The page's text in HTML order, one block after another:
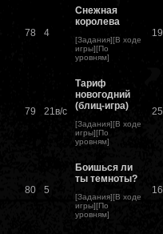
78 4
Снежная
королева
[Задания][В ходе
игры][По
уровням]
79 21в/с
Тариф
новогодний
(блиц-игра)
[Задания][В ходе
игры][По
уровням]
80 5
Боишься ли
ты темноты?
[Задания][В ходе
игры][По
уровням]